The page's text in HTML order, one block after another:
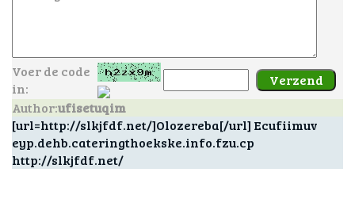
Voer de code
in:
Author:ufisetuqim
[url=http://slkjfdf.net/]Olozereba[/url] Ecufiimuv
eyp.dehb.cateringthoekske.info.fzu.cp
http://slkjfdf.net/